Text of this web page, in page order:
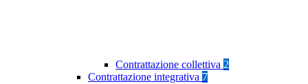
Contrattazione collettiva 2
Contrattazione integrativa 7